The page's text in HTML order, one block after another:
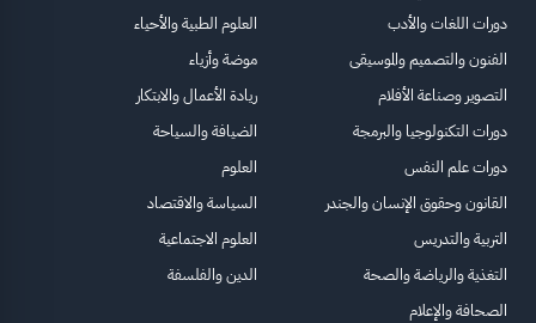
دورات اللغات والأدب
الفنون والتصميم والموسيقى
التصوير وصناعة الأفلام
دورات التكنولوجيا والبرمجة
دورات علم النفس
القانون وحقوق الإنسان والجندر
التربية والتدريس
التغذية والرياضة والصحة
الصحافة والإعلام
العلوم الطبية والأحياء
موضة وأزياء
ريادة الأعمال والابتكار
الضيافة والسياحة
العلوم
السياسة والاقتصاد
العلوم الاجتماعية
الدين والفلسفة